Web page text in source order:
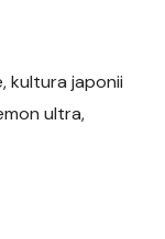
kultura japonii
ultra,